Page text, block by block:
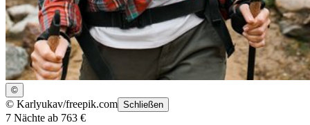
©
© Karlyukav/freepik.com Schließen
7 Nächte ab 763 €